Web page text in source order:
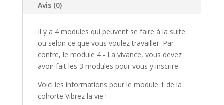
Avis (0)
Il y a 4 modules qui peuvent se faire à la suite
ou selon ce que vous voulez travailler. Par
contre, le module 4 - La vivance, vous devez
avoir fait les 3 modules pour vous y inscrire.
Voici les informations pour le module 1 de la
cohorte Vibrez la vie !